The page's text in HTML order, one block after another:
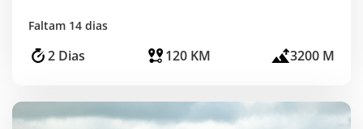
Faltam 14 dias
2 Dias 120 KM 3200 M